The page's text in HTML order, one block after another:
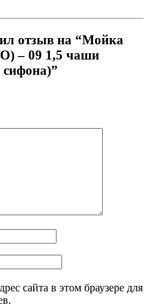
отзыв на “Мойка
– 09 1,5 чаши
сайта в этом браузере для